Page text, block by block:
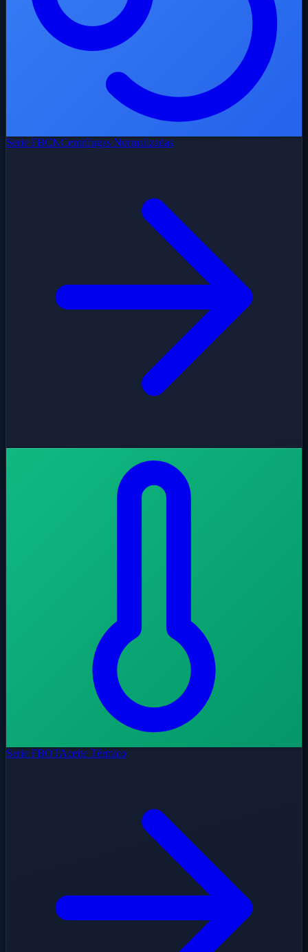
Serie FBCNCentrífugas Normalizadas
Serie FBOTAceite Térmico